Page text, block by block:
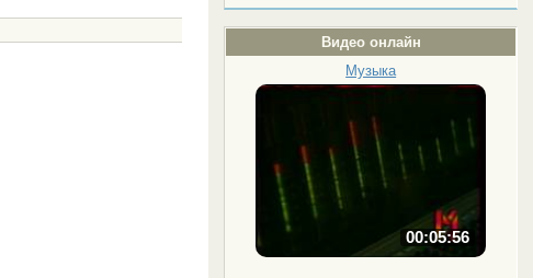
Видео онлайн
Музыка
00:05:56